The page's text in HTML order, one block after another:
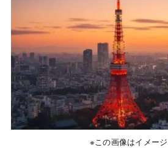
※この画像はイメー